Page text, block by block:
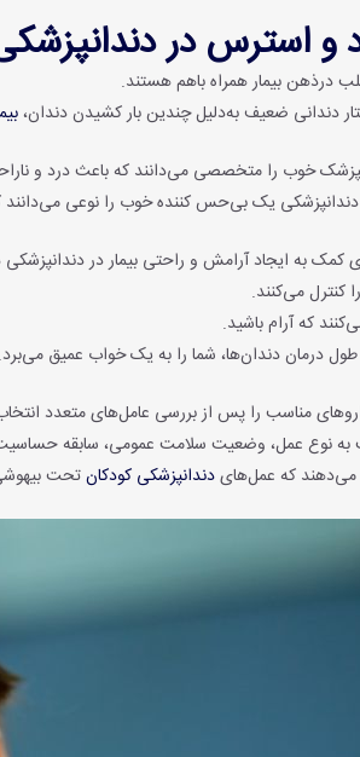
استرس در
درذهن بیمار همراه باهم هستند.
دندانی ضعیف به‌دلیل چندین بار کشیدن دندان،
خوب را متخصصی می‌دانند که باعث درد و
یک بی‌حس کننده‌ خوب را نوعی می‌دانند که
کمک به ایجاد آرامش و راحتی بیمار در
کنترل می‌کنند.
که آرام باشید.
طول درمان دندان‌ها، شما را به یک خواب عمیق می‌برد.
مناسب را پس از بررسی عامل‌های متعدد
به نوع عمل، وضعیت سلامت عمومی، سابقه
می‌دهند که عمل‌هایدندانپزشکی کودکانتحت